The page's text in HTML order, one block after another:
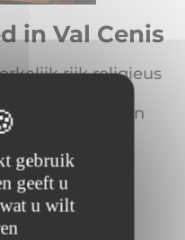
gebruik
geeft u
u wilt
in Val Cenis
rijk religieus
in de
de buitenkant en